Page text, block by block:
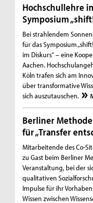
Hochschullehre
Symposium
Bei strahlendem
für das Symposium
im Diskurs“ – eine
Aachen.
Köln trafen sich am
über transformative
sich auszutauschen.
Berliner
für „Transfer
Mitarbeitende des Co-
zu Gast beim Berliner
Veranstaltung, bei der
qualitativen
Impulse für ihr
Wissen zwischen